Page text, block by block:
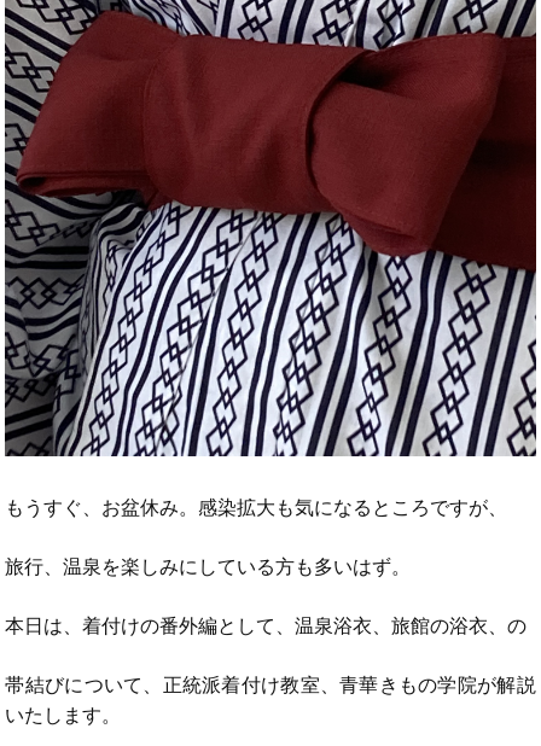
もうすぐ、お盆休み。感染拡大も気になるところですが、
旅行、温泉を楽しみにしている方も多いはず。
本日は、着付けの番外編として、温泉浴衣、旅館の浴衣、の
帯結びについて、正統派着付け教室、青華きもの学院が解説
いたします。